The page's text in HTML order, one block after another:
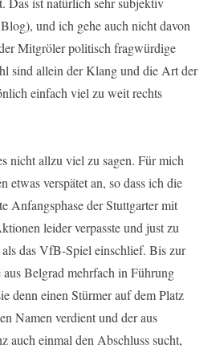
Blog), und ich gehe auch nicht davon
Mitgröler politisch fragwürdige
sind allein der Klang und die Art der
einfach viel zu weit rechts
nicht allzu viel zu sagen. Für mich
etwas verspätet an, so dass ich die
Anfangsphase der Stuttgarter mit
leider verpasste und just zu
das VfB-Spiel einschlief. Bis zur
aus Belgrad mehrfach in Führung
denn einen Stürmer auf dem Platz
Namen verdient und der aus
auch einmal den Abschluss sucht,